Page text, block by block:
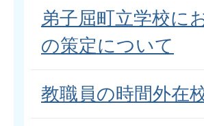
弟子屈町立学校に
の策定について
教職員の時間外在